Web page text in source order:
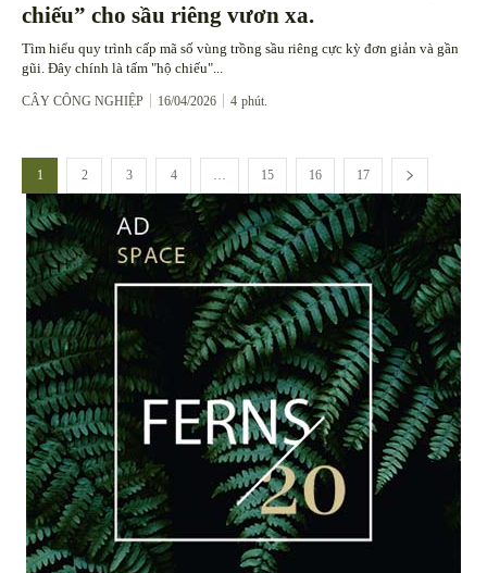
chiếu” cho sầu riêng vươn xa.
Tìm hiểu quy trình cấp mã số vùng trồng sầu riêng cực kỳ đơn giản và gần
gũi. Đây chính là tấm "hộ chiếu"...
CÂY CÔNG NGHIỆP 16/04/2026 4 phút.
1 2 3 4 15 16 17